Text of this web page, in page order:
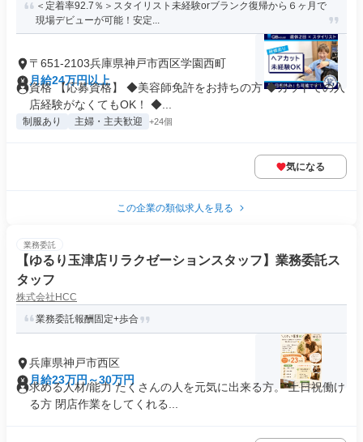
＜定着率92.7％＞スタイリスト未経験orブランク復帰から６ヶ月で
現場デビューが可能！安定...
〒651-2103兵庫県神戸市西区学園西町
月給24万円以上
資格 【応募資格】 ◆美容師免許をお持ちの方 ◆カットでの入
店経験がなくてもOK！ ◆...
制服あり 主婦・主夫歓迎 +24個
気になる
この企業の類似求人を見る
業務委託
【ゆるり玉津店リラクゼーションスタッフ】業務委託ス
タッフ
株式会社HCC
業務委託報酬固定+歩合
兵庫県神戸市西区
月給23万円～30万円
求める人材/能力 たくさんの人を元気に出来る方。 土日祝働け
る方 閉店作業をしてくれる...